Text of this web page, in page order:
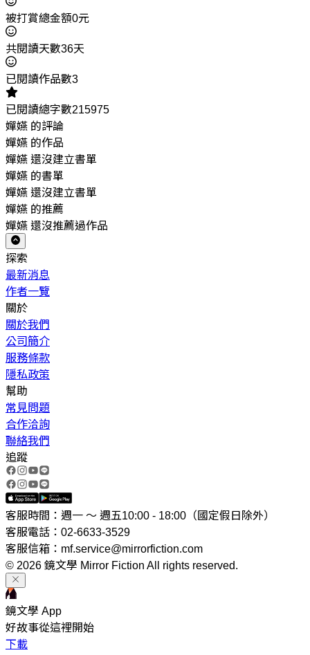
被打賞總金額0元
共閱讀天數36天
已閱讀作品數3
已閱讀總字數215975
嬋嬿 的評論
嬋嬿 的作品
嬋嬿 還沒建立書單
嬋嬿 的書單
嬋嬿 還沒建立書單
嬋嬿 的推薦
嬋嬿 還沒推薦過作品
探索
最新消息
作者一覽
關於
關於我們
公司簡介
服務條款
隱私政策
幫助
常見問題
合作洽詢
聯絡我們
追蹤
客服時間：週一 ～ 週五10:00 - 18:00（國定假日除外）
客服電話：02-6633-3529
客服信箱：mf.service@mirrorfiction.com
© 2026 鏡文學 Mirror Fiction All rights reserved.
鏡文學 App
好故事從這裡開始
下載